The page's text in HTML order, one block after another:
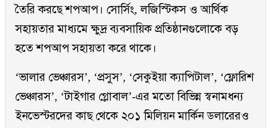
তৈরি করছে শপআপ। সোর্সিং, লজিস্টিকস ও আর্থিক
সহায়তার মাধ্যমে ক্ষুদ্র ব্যবসায়িক প্রতিষ্ঠানগুলোকে বড়
হতে শপআপ সহায়তা করে থাকে।
‘ভালার ভেঞ্চারস’, ‘প্রসুস’, ‘সেকুইয়া ক্যাপিটাল’, ‘ফ্লোরিশ
ভেঞ্চারস’, ‘টাইগার গ্লোবাল’-এর মতো বিভিন্ন স্বনামধন্য
ইনভেস্টরদের কাছ থেকে ২০১ মিলিয়ন মার্কিন ডলারেরও